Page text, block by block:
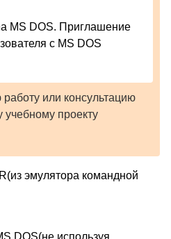
MS DOS. Приглашение
с MS DOS
или консультацию
проекту
эмулятора командной
DOS(не используя